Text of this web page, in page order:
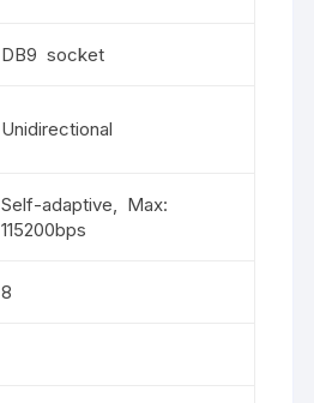
DB9 socket
Unidirectional
Self-adaptive, Max:
115200bps
8